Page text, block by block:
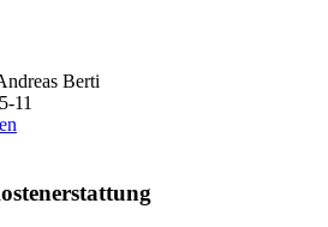
Berti
11